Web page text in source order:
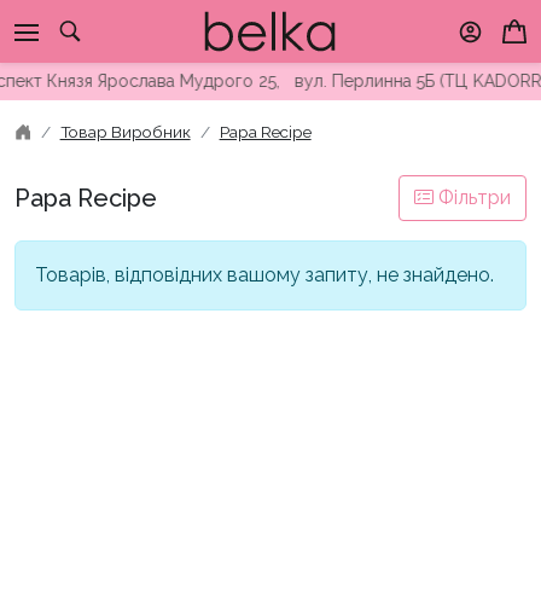
to
contentКнязя Ярослава Мудрого 25, вул. Перлинна 5Б (ТЦ
Товар Виробник Papa Recipe
Papa Recipe Фільтри
Товарів, відповідних вашому запиту, не знайдено.